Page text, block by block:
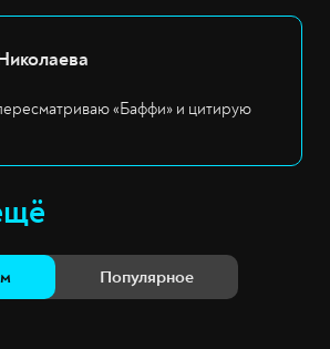
«Баффи» и цитирую
Популярное